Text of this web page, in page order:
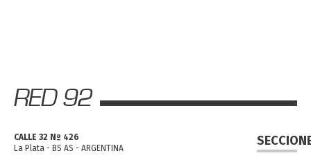
CALLE 32 Nº 426
La Plata - BS AS - ARGENTINA